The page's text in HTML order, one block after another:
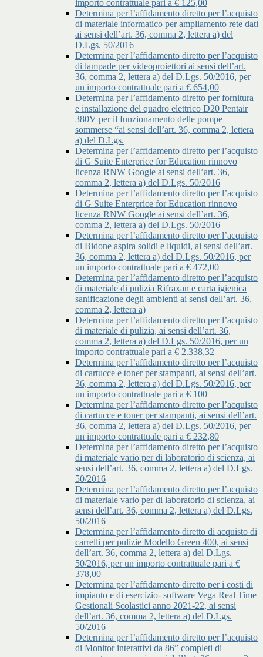
importo contrattuale pari a € 125,00
Determina per l’affidamento diretto per l’acquisto
di materiale informatico per ampliamento rete dati
ai sensi dell’art. 36, comma 2, lettera a) del
D.Lgs. 50/2016
Determina per l’affidamento diretto per l’acquisto
di lampade per videoproiettori ai sensi dell’art.
36, comma 2, lettera a) del D.Lgs. 50/2016, per
un importo contrattuale pari a € 654,00
Determina per l’affidamento diretto per fornitura
e installazione del quadro elettrico D20 Pentair
380V per il funzionamento delle pompe
sommerse “ai sensi dell’art. 36, comma 2, lettera
a) del D.Lgs.
Determina per l’affidamento diretto per l’acquisto
di G Suite Enterprice for Education rinnovo
licenza RNW Google ai sensi dell’art. 36,
comma 2, lettera a) del D.Lgs. 50/2016
Determina per l’affidamento diretto per l’acquisto
di G Suite Enterprice for Education rinnovo
licenza RNW Google ai sensi dell’art. 36,
comma 2, lettera a) del D.Lgs. 50/2016
Determina per l’affidamento diretto per l’acquisto
di Bidone aspira solidi e liquidi, ai sensi dell’art.
36, comma 2, lettera a) del D.Lgs. 50/2016, per
un importo contrattuale pari a € 472,00
Determina per l’affidamento diretto per l’acquisto
di materiale di pulizia Rifraxan e carta igienica
sanificazione degli ambienti ai sensi dell’art. 36,
comma 2, lettera a)
Determina per l’affidamento diretto per l’acquisto
di materiale di pulizia, ai sensi dell’art. 36,
comma 2, lettera a) del D.Lgs. 50/2016, per un
importo contrattuale pari a € 2.338,32
Determina per l’affidamento diretto per l’acquisto
di cartucce e toner per stampanti, ai sensi dell’art.
36, comma 2, lettera a) del D.Lgs. 50/2016, per
un importo contrattuale pari a € 100
Determina per l’affidamento diretto per l’acquisto
di cartucce e toner per stampanti, ai sensi dell’art.
36, comma 2, lettera a) del D.Lgs. 50/2016, per
un importo contrattuale pari a € 232,80
Determina per l’affidamento diretto per l’acquisto
di materiale vario per di laboratorio di scienza, ai
sensi dell’art. 36, comma 2, lettera a) del D.Lgs.
50/2016
Determina per l’affidamento diretto per l’acquisto
di materiale vario per di laboratorio di scienza, ai
sensi dell’art. 36, comma 2, lettera a) del D.Lgs.
50/2016
Determina per l’affidamento diretto di acquisto di
carrelli per pulizie Modello Green 400, ai sensi
dell’art. 36, comma 2, lettera a) del D.Lgs.
50/2016, per un importo contrattuale pari a €
378,00
Determina per l’affidamento diretto per i costi di
impianto e di esercizio- software Vega Real Time
Gestionali Scolastici anno 2021-22, ai sensi
dell’art. 36, comma 2, lettera a) del D.Lgs.
50/2016
Determina per l’affidamento diretto per l’acquisto
di Monitor interattivi da 86” completi di